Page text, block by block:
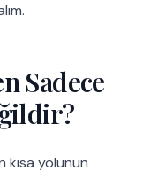
Sadece
kısa yolunun